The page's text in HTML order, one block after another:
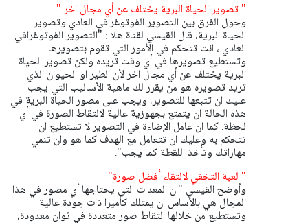
" تصوير الحياة البرية يختلف عن أي مجال اخر "
وحول الفرق بين التصوير الفوتوغرافي العادي وتصوير
الحياة البرية، قال القيسي لقناة هلا : "التصوير الفوتوغرافي
العادي ، انت تتحكم في الأمور التي تقوم بتصويرها
وتستطيع تصويرها في أي وقت تريده ولكن تصوير الحياة
البرية يختلف عن أي مجال اخر لأن الطير او الحيوان الذي
تريد تصويره هو من يقرر لك ماهية الأساليب التي يجب
عليك ان تتبعها للتصوير، ويجب على مصور الحياة البرية في
هذه الحالة ان يتمتع بجهوزية عالية لالتقاط الصورة في أي
لحظة. كما ان عامل الإضاءة في التصوير لا تستطيع ان
تتحكم به وعليك ان تتعامل مع الهدف كما هو وان تنمي
مهاراتك وتأخذ اللقطة كما يجب".
" لعبة التخفي لالتقاء أفضل صورة"
وأوضح القيسي "ان المعدات التي يحتاجها أي مصور في هذا
المجال هي بالأساس ان يمتلك كاميرا ذات جودة عالية
وتستطيع من خلالها التقاط صور متعددة في ثوان معدودة،